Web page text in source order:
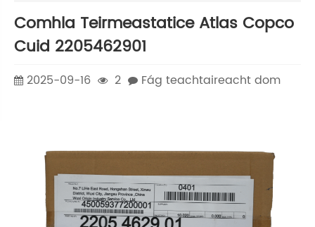
Comhla Teirmeastatice Atlas Copco
Cuid 2205462901
2025-09-16 2 Fág teachtaireacht dom